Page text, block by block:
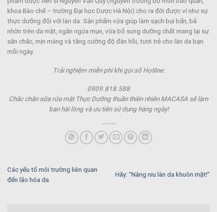
khoa Bào chế – trường Đại học Dược Hà Nội) cho ra đời được ví như sự
thực dưỡng đối với làn da. Sản phẩm vừa giúp làm sạch bụi bẩn, bã
nhờn trên da mặt, ngăn ngừa mụn, vừa bổ sung dưỡng chất mang lại sự
săn chắc, mịn màng và tăng cường độ đàn hồi, tươi trẻ cho làn da bạn
mỗi ngày.
Trải nghiệm miễn phí khi gọi số Hotline:
0909.818.588
Chắc chắn sữa rửa mặt Thực Dưỡng thuần thiên nhiên MACASA sẽ làm
bạn hài lòng và ưu tiên sử dụng hàng ngày!
Các yếu tố môi trường liên quan
đến lão hóa da
Hãy: “Nâng niu làn da khuôn mặt!”